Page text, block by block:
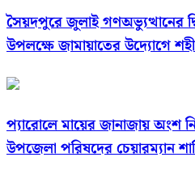
সৈয়দপুরে জুলাই গণঅভ্যুত্থানের
উপলক্ষে জামায়াতের উদ্যোগে
প্যারোলে মায়ের জানাজায় অংশ
উপজেলা পরিষদের চেয়ারম্যান